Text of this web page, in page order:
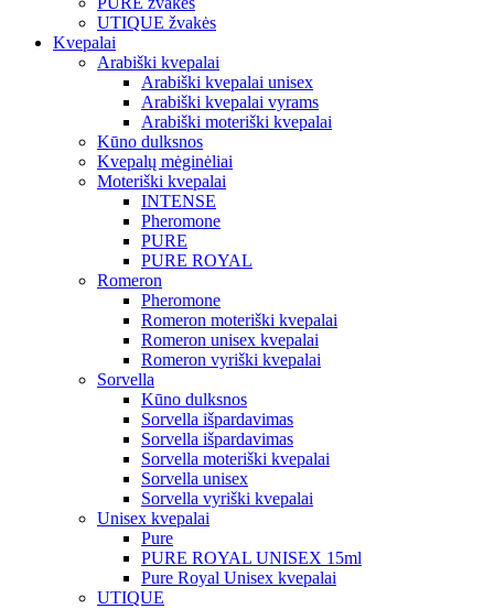
UTIQUE žvakės
Kvepalai
Arabiški kvepalai
Arabiški kvepalai unisex
Arabiški kvepalai vyrams
Arabiški moteriški kvepalai
Kūno dulksnos
Kvepalų mėginėliai
Moteriški kvepalai
INTENSE
Pheromone
PURE
PURE ROYAL
Romeron
Pheromone
Romeron moteriški kvepalai
Romeron unisex kvepalai
Romeron vyriški kvepalai
Sorvella
Kūno dulksnos
Sorvella išpardavimas
Sorvella išpardavimas
Sorvella moteriški kvepalai
Sorvella unisex
Sorvella vyriški kvepalai
Unisex kvepalai
Pure
PURE ROYAL UNISEX 15ml
Pure Royal Unisex kvepalai
UTIQUE